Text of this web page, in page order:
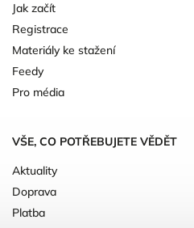
Jak začít
Registrace
Materiály ke stažení
Feedy
Pro média
VŠE, CO POTŘEBUJETE VĚDĚT
Aktuality
Doprava
Platba